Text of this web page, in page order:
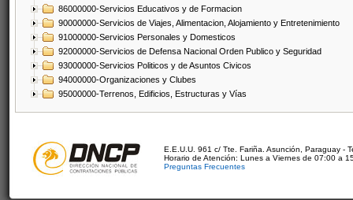
86000000-Servicios Educativos y de Formacion
90000000-Servicios de Viajes, Alimentacion, Alojamiento y Entretenimiento
91000000-Servicios Personales y Domesticos
92000000-Servicios de Defensa Nacional Orden Publico y Seguridad
93000000-Servicios Politicos y de Asuntos Civicos
94000000-Organizaciones y Clubes
95000000-Terrenos, Edificios, Estructuras y Vías
E.E.U.U. 961 c/ Tte. Fariña. Asunción, Paraguay -
Horario de Atención: Lunes a Viernes de 07:00 a
Preguntas Frecuentes